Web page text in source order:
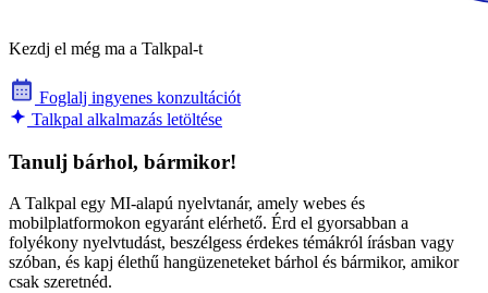
Kezdj el még ma a Talkpal-t
Foglalj ingyenes konzultációt
Talkpal alkalmazás letöltése
Tanulj bárhol, bármikor!
A Talkpal egy MI-alapú nyelvtanár, amely webes és
mobilplatformokon egyaránt elérhető. Érd el gyorsabban a
folyékony nyelvtudást, beszélgess érdekes témákról írásban vagy
szóban, és kapj élethű hangüzeneteket bárhol és bármikor, amikor
csak szeretnéd.